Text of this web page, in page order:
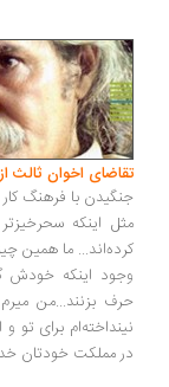
تقاضای اخوان ثالث
جنگیدن با فرهنگ کار
مثل اینکه
کرده‌اند... ما همین
وجود اینکه خودش
حرف بزنند...من
نینداخته‌ام برای تو
در مملکت خودتان